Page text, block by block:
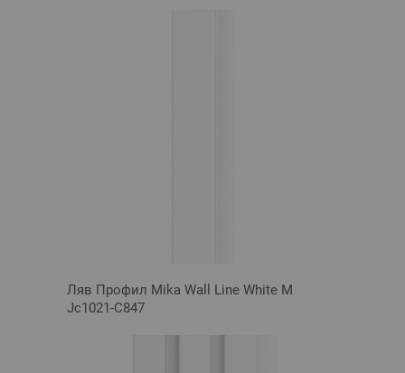
Ляв Профил Mika Wall Line White M
Jc1021-C847